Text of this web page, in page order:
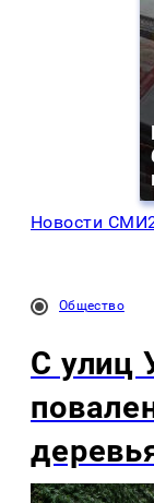
Новости
Общество
С улиц